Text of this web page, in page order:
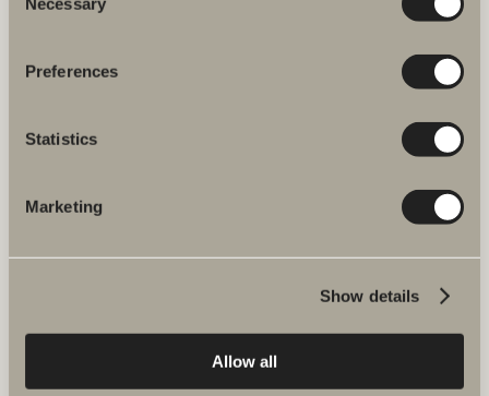
Selection
Preferences
Statistics
Marketing
Show details
Allow all
Tuotteet
Luo kylpyhuoneesi